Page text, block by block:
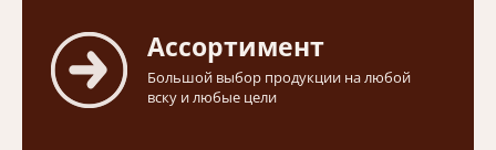
Ассортимент
Большой выбор продукции на любой
вску и любые цели